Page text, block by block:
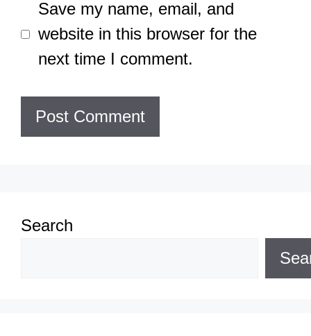
Save my name, email, and
website in this browser for the
next time I comment.
Search